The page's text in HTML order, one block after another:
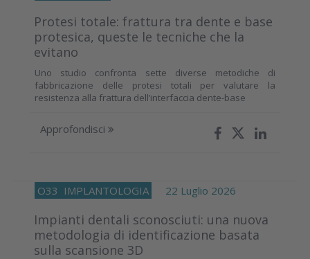
Protesi totale: frattura tra dente e base
protesica, queste le tecniche che la
evitano
Uno studio confronta sette diverse metodiche di
fabbricazione delle protesi totali per valutare la
resistenza alla frattura dell’interfaccia dente-base
Approfondisci
O33 IMPLANTOLOGIA 22 Luglio 2026
Impianti dentali sconosciuti: una nuova
metodologia di identificazione basata
sulla scansione 3D